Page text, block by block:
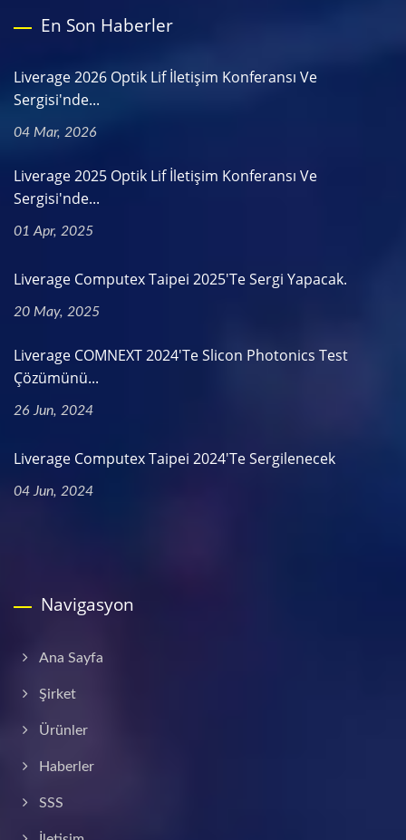
En Son Haberler
Liverage 2026 Optik Lif İletişim Konferansı Ve
Sergisi'nde...
04 Mar, 2026
Liverage 2025 Optik Lif İletişim Konferansı Ve
Sergisi'nde...
01 Apr, 2025
Liverage Computex Taipei 2025'te Sergi Yapacak.
20 May, 2025
Liverage COMNEXT 2024'te Slicon Photonics Test
Çözümünü...
26 Jun, 2024
Liverage Computex Taipei 2024'te Sergilenecek
04 Jun, 2024
Navigasyon
Ana Sayfa
Şirket
Ürünler
Haberler
SSS